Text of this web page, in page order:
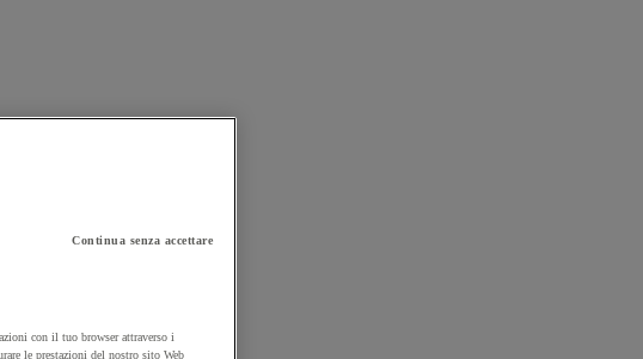
Continua senza accettare
con il tuo browser attraverso i
le prestazioni del nostro sito Web